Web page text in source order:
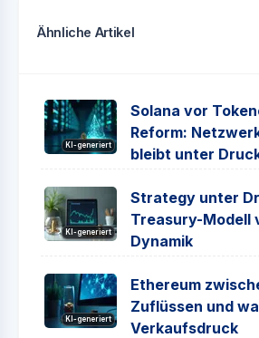
Ähnliche Artikel
KI-generiert
Solana vor
Reform:
bleibt unter
KI-generiert
Strategy unter
Treasury-Modell
Dynamik
KI-generiert
Ethereum
Zuflüssen und
Verkaufsdruck